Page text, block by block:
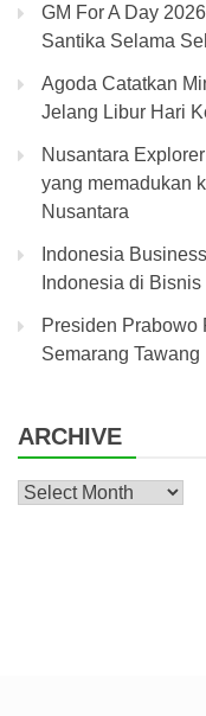
GM For A Day
Santika Selama
Agoda Catatkan
Jelang Libur Hari
Nusantara
yang memadukan
Nusantara
Indonesia
Indonesia di Bisnis
Presiden Prabowo
Semarang Tawang
ARCHIVE
Archive